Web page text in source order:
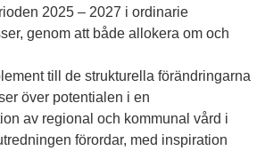
2025 – 2027 i ordinarie
genom att både allokera om och
till de strukturella förändringarna
över potentialen i en
av regional och kommunal vård i
förordar, med inspiration